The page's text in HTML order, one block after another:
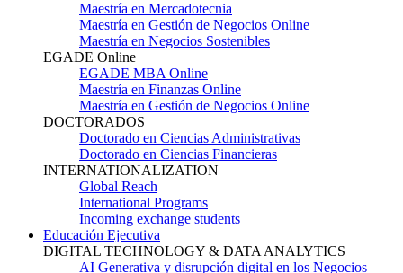
Maestría en Mercadotecnia
Maestría en Gestión de Negocios Online
Maestría en Negocios Sostenibles
EGADE Online
EGADE MBA Online
Maestría en Finanzas Online
Maestría en Gestión de Negocios Online
DOCTORADOS
Doctorado en Ciencias Administrativas
Doctorado en Ciencias Financieras
INTERNATIONALIZATION
Global Reach
International Programs
Incoming exchange students
Educación Ejecutiva
DIGITAL TECHNOLOGY & DATA ANALYTICS
AI Generativa y disrupción digital en los Negocios |